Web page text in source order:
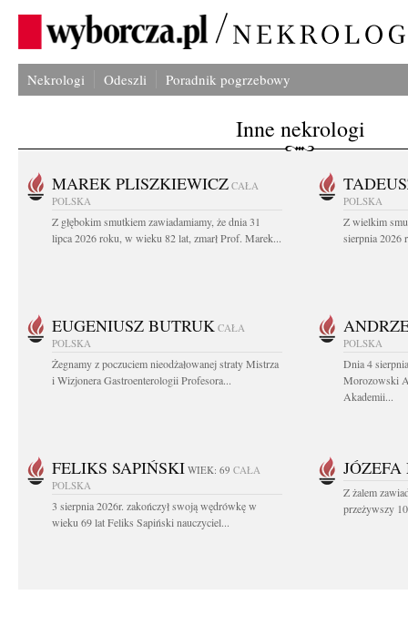
Nekrologi Odeszli Poradnik pogrzebowy
Inne nekrologi
MAREK PLISZKIEWICZ CAŁA
POLSKA
Z głębokim smutkiem zawiadamiamy, że dnia 31
lipca 2026 roku, w wieku 82 lat, zmarł Prof. Marek...
POLSKA
Z wielkim
sierpnia 2026
EUGENIUSZ BUTRUK CAŁA
POLSKA
Żegnamy z poczuciem nieodżałowanej straty Mistrza
i Wizjonera Gastroenterologii Profesora...
POLSKA
Dnia 4
Morozowski
Akademii...
FELIKS SAPIŃSKI WIEK: 69 CAŁA
POLSKA
3 sierpnia 2026r. zakończył swoją wędrówkę w
wieku 69 lat Feliks Sapiński nauczyciel...
Z żalem
przeżywszy